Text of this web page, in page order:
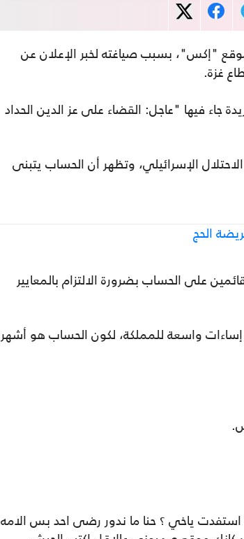
"إكس"، بسبب صياغته لخبر الإعلان عن
غزة.
بمتابعة تجاوزت 22 مليونا، تغريدة جاء فيها "عاجل: القضاء على عز الدين الحداد
الإسرائيلي، وتظهر أن الحساب يتبنى
الحج
على الحساب بضرورة الالتزام بالمعايير
واسعة للمملكة، لكون الحساب هو أشهر
ياخي ؟ حنا ما ندور رضى احد بس الامه